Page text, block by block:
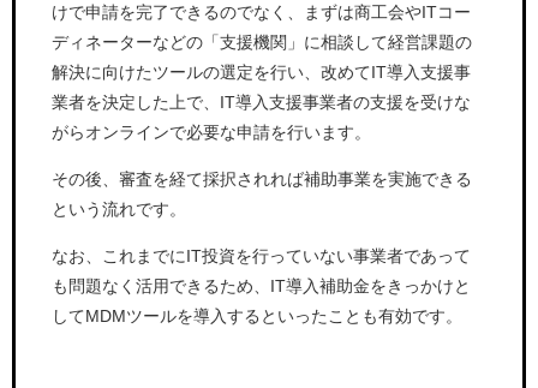
けで申請を完了できるのでなく、まずは商工会やITコー
ディネーターなどの「支援機関」に相談して経営課題の
解決に向けたツールの選定を行い、改めてIT導入支援事
業者を決定した上で、IT導入支援事業者の支援を受けな
がらオンラインで必要な申請を行います。
その後、審査を経て採択されれば補助事業を実施できる
という流れです。
なお、これまでにIT投資を行っていない事業者であって
も問題なく活用できるため、IT導入補助金をきっかけと
してMDMツールを導入するといったことも有効です。